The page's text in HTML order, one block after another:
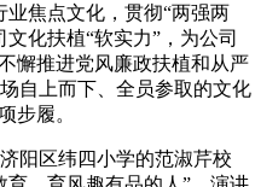
焦点文化，贯彻“两强两
化扶植“软实力”，为公司
懈推进党风廉政扶植和从严
自上而下、全员参取的文化
步履。
区纬四小学的范淑芹校